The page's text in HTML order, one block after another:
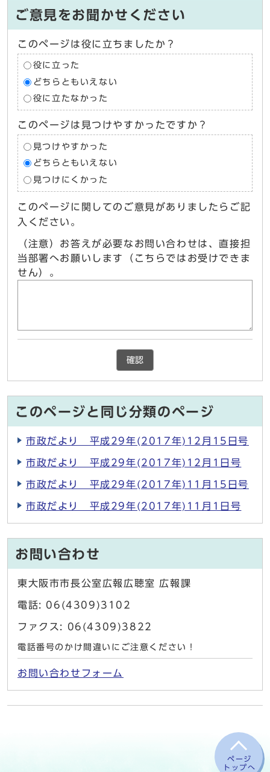
ご意見をお聞かせください
このページは役に立ちましたか？
役に立った
どちらともいえない
役に立たなかった
このページは見つけやすかったですか？
見つけやすかった
どちらともいえない
見つけにくかった
このページに関してのご意見がありましたらご記
入ください。
（注意）お答えが必要なお問い合わせは、直接担
当部署へお願いします（こちらではお受けできま
せん）。
確認
このページと同じ分類のページ
市政だより 平成29年(2017年)12月15日号
市政だより 平成29年(2017年)12月1日号
市政だより 平成29年(2017年)11月15日号
市政だより 平成29年(2017年)11月1日号
お問い合わせ
東大阪市市長公室広報広聴室 広報課
電話: 06(4309)3102
ファクス: 06(4309)3822
電話番号のかけ間違いにご注意ください！
お問い合わせフォーム
ページ
トップへ